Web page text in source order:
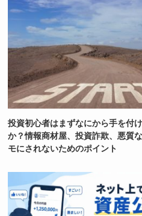
投資初心者はまずなにから手を付
か？情報商材屋、投資詐欺、悪質
モにされないためのポイント